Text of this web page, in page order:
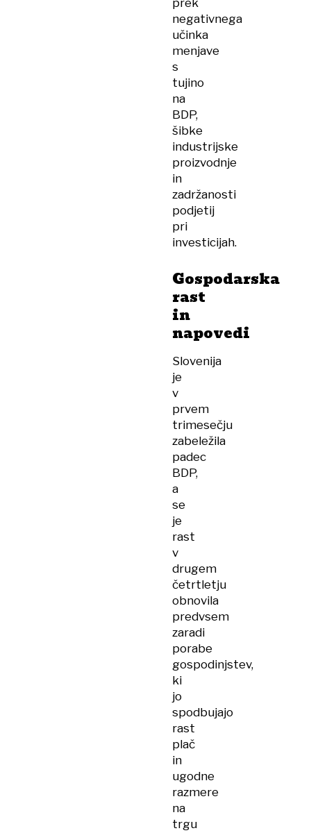
prek
negativnega
učinka
menjave
s
tujino
na
BDP,
šibke
industrijske
proizvodnje
in
zadržanosti
podjetij
pri
investicijah.
Gospodarska
rast
in
napovedi
Slovenija
je
v
prvem
trimesečju
zabeležila
padec
BDP,
a
se
je
rast
v
drugem
četrtletju
obnovila
predvsem
zaradi
porabe
gospodinjstev,
ki
jo
spodbujajo
rast
plač
in
ugodne
razmere
na
trgu